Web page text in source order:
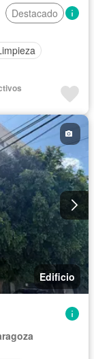
Destacado
Edificio